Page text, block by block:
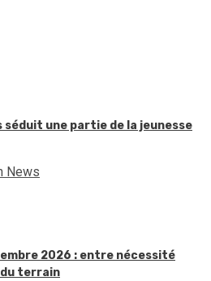
séduit une partie de la jeunesse
News
2026 : entre nécessité
terrain